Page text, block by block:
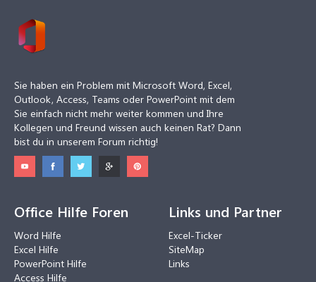
Sie haben ein Problem mit Microsoft Word, Excel,
Outlook, Access, Teams oder PowerPoint mit dem
Sie einfach nicht mehr weiter kommen und Ihre
Kollegen und Freund wissen auch keinen Rat? Dann
bist du in unserem Forum richtig!
Office Hilfe Foren
Word Hilfe
Excel Hilfe
PowerPoint Hilfe
Access Hilfe
Links und Partner
Excel-Ticker
SiteMap
Links